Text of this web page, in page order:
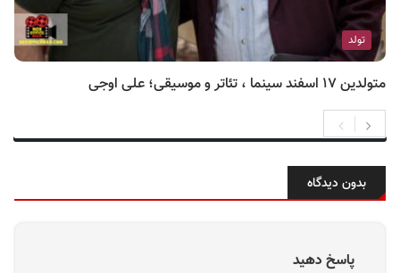
تولد
متولدین ۱۷ اسفند سینما ، تئاتر و موسیقی؛ علی اوجی
بدون دیدگاه
پاسخ دهید